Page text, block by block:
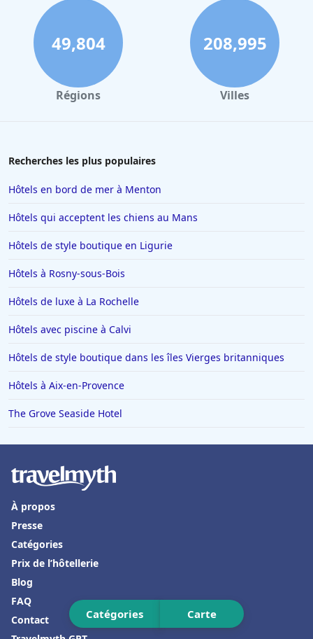
Hôtels à La Bresse
Hôtels à Portet-sur-Garonne
Hôtels à Quiberon
Hôtels à Cluny
Hôtels à Limoges
Hôtels à Valenciennes
Hôtels à Antibes
Hôtels à Lille
Hôtels à Rome
Hôtels à Villeneuve-Loubet
Hôtels à Trouville-sur-Mer
Hôtels en France
Hôtels à Saint-Cyprien-Plage
Hôtels à Saint-Georges-de-Didonne
Hôtels à La Flotte
Hôtels à Bourg-en-Bresse
Hôtels en Grèce
Hôtels à San Francisco
Hôtels à Tarragone
Catégories Carte
49,804
Régions
208,995
Villes
Recherches les plus populaires
Hôtels en bord de mer à Menton
Hôtels qui acceptent les chiens au Mans
Hôtels de style boutique en Ligurie
Hôtels à Rosny-sous-Bois
Hôtels de luxe à La Rochelle
Hôtels avec piscine à Calvi
Hôtels de style boutique dans les îles Vierges britanniques
Hôtels à Aix-en-Provence
The Grove Seaside Hotel
À propos
Presse
Catégories
Prix de l’hôtellerie
Blog
FAQ
Contact